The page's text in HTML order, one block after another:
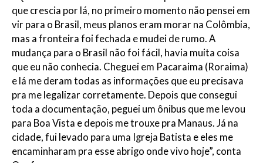
que crescia por lá, no primeiro momento não pensei em
vir para o Brasil, meus planos eram morar na Colômbia,
mas a fronteira foi fechada e mudei de rumo. A
mudança para o Brasil não foi fácil, havia muita coisa
que eu não conhecia. Cheguei em Pacaraima (Roraima)
e lá me deram todas as informações que eu precisava
pra me legalizar corretamente. Depois que consegui
toda a documentação, peguei um ônibus que me levou
para Boa Vista e depois me trouxe pra Manaus. Já na
cidade, fui levado para uma Igreja Batista e eles me
encaminharam pra esse abrigo onde vivo hoje”, conta